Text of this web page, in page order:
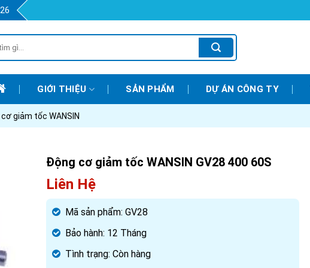
GIỚI THIỆU SẢN PHẨM DỰ ÁN CÔNG TY
giảm tốc WANSIN
Động cơ giảm tốc WANSIN GV28 400 60S
Liên Hệ
Mã sản phẩm: GV28
Bảo hành: 12 Tháng
Tình trạng: Còn hàng